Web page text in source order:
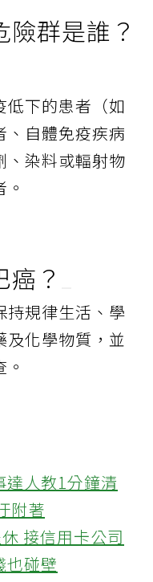
群是誰？
低下的患者（如
、自體免疫疾病
、染料或輻射物
？
持規律生活、學
化學物質，並
人教1分鐘清
附著
接信用卡公司
也碰壁